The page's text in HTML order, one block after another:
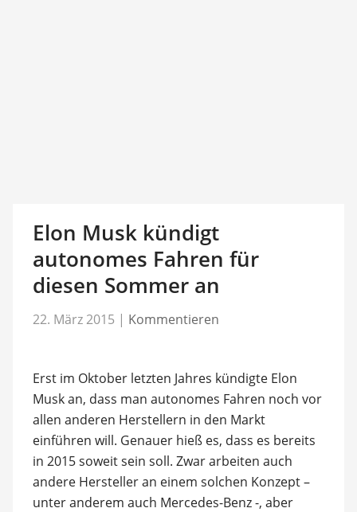
Elon Musk kündigt
autonomes Fahren für
diesen Sommer an
22. März 2015 | Kommentieren
Erst im Oktober letzten Jahres kündigte Elon
Musk an, dass man autonomes Fahren noch vor
allen anderen Herstellern in den Markt
einführen will. Genauer hieß es, dass es bereits
in 2015 soweit sein soll. Zwar arbeiten auch
andere Hersteller an einem solchen Konzept –
unter anderem auch Mercedes-Benz -, aber